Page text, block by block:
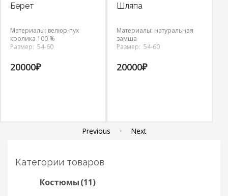
Берет
Материалы: велюр-пух
кролика 100 %
Размер: 54-60
20000₽
Шляпа
Материалы: натуральная
замша
Размер: 54-60
20000₽
Previous - Next
Категории товаров
Костюмы(11)